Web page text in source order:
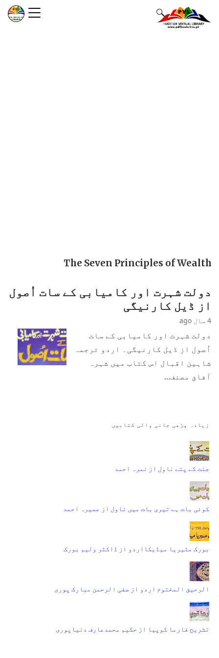
The Seven Principles of Wealth
دولت شہرت اور کامیابی کے سات اُصول
از ڈیل کارنیگی
4 سال ago
دولت شہرت اور کامیابی کے سات
اُصول از ڈیل کارنیگی۔ اردو ترجمہ
شاہین اقبال اس کتاب میں شہرہ
آفاق مصنف…
زیادہ پڑھی جانی والی کتابیں
جنت کے پتے ناول از نمرہ احمد
کوئی بات ہے تیری بات میں ناول از عمیرہ احمد
بورک مٹیریا میڈیکااردو از ڈاکٹر ولیم بورک
الرحیق المختوم اردو از صفی الرحمن مبارک پوری
تشریح فارما کوپیا از حکیم محمدعارف دنیاپوری